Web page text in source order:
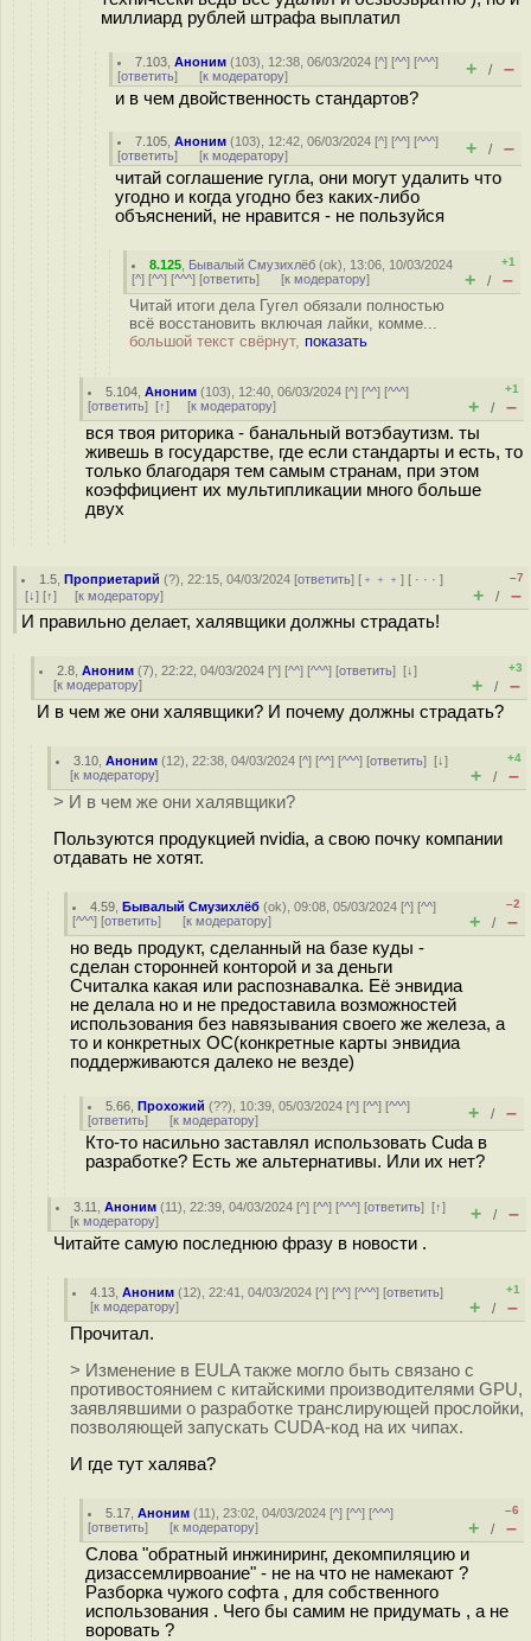
миллиард рублей штрафа выплатил
7.103 ,Аноним (103), 12:38, 06/03/2024 [^] [^^] [^^^]
[ответить] [к модератору] + / –
и в чем двойственность стандартов?
7.105 ,Аноним (103), 12:42, 06/03/2024 [^] [^^] [^^^]
[ответить] [к модератору] + / –
читай соглашение гугла, они могут удалить что
угодно и когда угодно без каких-либо
объяснений, не нравится - не пользуйся
8.125 Бывалый Смузихлёб (ok), 13:06, 10/03/2024
[^] [^^] [^^^] [ответить] [к модератору]
+1
+ / –
Читай итоги дела Гугел обязали полностью
всё восстановить включая лайки, комме...
большой текст свёрнут, показать
5.104 ,Аноним (103), 12:40, 06/03/2024 [^] [^^] [^^^]
[ответить] [↑] [к модератору]
+1
+ / –
вся твоя риторика - банальный вотэбаутизм. ты
живешь в государстве, где если стандарты и есть, то
только благодаря тем самым странам, при этом
коэффициент их мультипликации много больше
двух
1.5 ,Проприетарий (?), 22:15, 04/03/2024 [ответить] [ ﹢﹢﹢] [ · · ·]
[↓] [↑] [к модератору]
–7
+ / –
И правильно делает, халявщики должны страдать!
2.8 ,Аноним (7), 22:22, 04/03/2024 [^] [^^] [^^^] [ответить][↓]
[к модератору]
+3
+ / –
И в чем же они халявщики? И почему должны страдать?
3.10 ,Аноним (12), 22:38, 04/03/2024 [^] [^^] [^^^] [ответить][↓]
[к модератору]
+4
+ / –
> И в чем же они халявщики?
Пользуются продукцией nvidia, а свою почку компании
отдавать не хотят.
4.59 ,Бывалый Смузихлёб (ok), 09:08, 05/03/2024 [^] [^^]
[^^^] [ответить] [к модератору]
–2
+ / –
но ведь продукт, сделанный на базе куды -
сделан сторонней конторой и за деньги
Считалка какая или распознавалка. Её энвидиа
не делала но и не предоставила возможностей
использования без навязывания своего же железа, а
то и конкретных ОС(конкретные карты энвидиа
поддерживаются далеко не везде)
5.66 ,Прохожий (??), 10:39, 05/03/2024 [^] [^^] [^^^]
[ответить] [к модератору] + / –
Кто-то насильно заставлял использовать Cuda в
разработке? Есть же альтернативы. Или их нет?
3.11 ,Аноним (11), 22:39, 04/03/2024 [^] [^^] [^^^] [ответить][↑]
[к модератору] + / –
Читайте самую последнюю фразу в новости .
4.13 ,Аноним (12), 22:41, 04/03/2024 [^] [^^] [^^^] [ответить]
[к модератору]
+1
+ / –
Прочитал.
> Изменение в EULA также могло быть связано с
противостоянием с китайскими производителями GPU,
заявлявшими о разработке транслирующей прослойки,
позволяющей запускать CUDA-код на их чипах.
И где тут халява?
5.17 ,Аноним (11), 23:02, 04/03/2024 [^] [^^] [^^^]
[ответить] [к модератору]
–6
+ / –
Слова "обратный инжиниринг, декомпиляцию и
дизассемлирвоание" - не на что не намекают ?
Разборка чужого софта , для собственного
использования . Чего бы самим не придумать , а не
воровать ?